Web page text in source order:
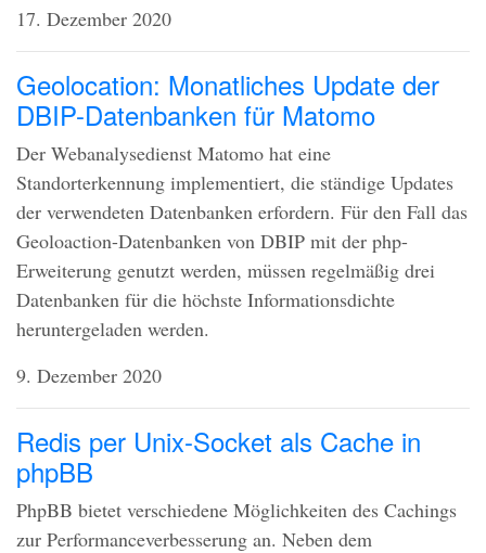
17. Dezember 2020
Geolocation: Monatliches Update der
DBIP-Datenbanken für Matomo
Der Webanalysedienst Matomo hat eine
Standorterkennung implementiert, die ständige Updates
der verwendeten Datenbanken erfordern. Für den Fall das
Geoloaction-Datenbanken von DBIP mit der php-
Erweiterung genutzt werden, müssen regelmäßig drei
Datenbanken für die höchste Informationsdichte
heruntergeladen werden.
9. Dezember 2020
Redis per Unix-Socket als Cache in
phpBB
PhpBB bietet verschiedene Möglichkeiten des Cachings
zur Performanceverbesserung an. Neben dem